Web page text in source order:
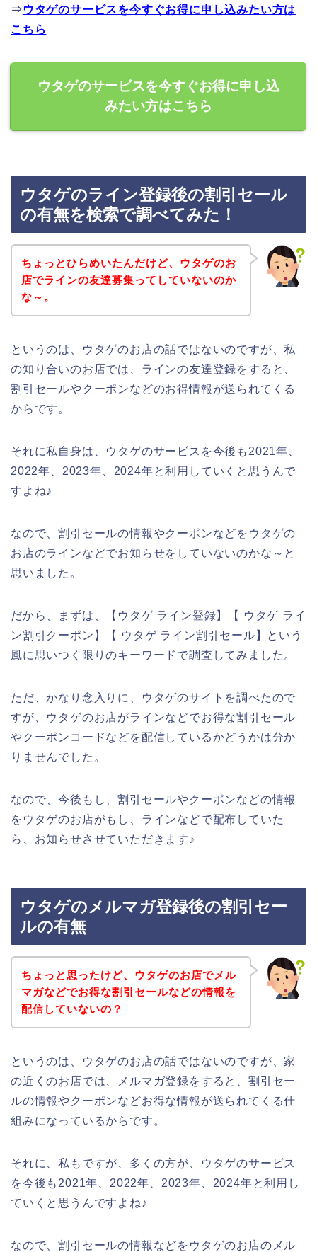
⇒ ウタゲのサービスを今すぐお得に申し込みたい方は
こちら
ウタゲのサービスを今すぐお得に申し込
みたい方はこちら
ウタゲのライン登録後の割引セール
の有無を検索で調べてみた！
ちょっとひらめいたんだけど、ウタゲのお
店でラインの友達募集ってしていないのか
な～。
というのは、ウタゲのお店の話ではないのですが、私
の知り合いのお店では、ラインの友達登録をすると、
割引セールやクーポンなどのお得情報が送られてくる
からです。
それに私自身は、ウタゲのサービスを今後も2021年、
2022年、2023年、2024年と利用していくと思うんで
すよね♪
なので、割引セールの情報やクーポンなどをウタゲの
お店のラインなどでお知らせをしていないのかな～と
思いました。
だから、まずは、【ウタゲ ライン登録】【 ウタゲ ライ
ン割引クーポン】【 ウタゲ ライン割引セール】という
風に思いつく限りのキーワードで調査してみました。
ただ、かなり念入りに、ウタゲのサイトを調べたので
すが、ウタゲのお店がラインなどでお得な割引セール
やクーポンコードなどを配信しているかどうかは分か
りませんでした。
なので、今後もし、割引セールやクーポンなどの情報
をウタゲのお店がもし、ラインなどで配布していた
ら、お知らせさせていただきます♪
ウタゲのメルマガ登録後の割引セー
ルの有無
ちょっと思ったけど、ウタゲのお店でメル
マガなどでお得な割引セールなどの情報を
配信していないの？
というのは、ウタゲのお店の話ではないのですが、家
の近くのお店では、メルマガ登録をすると、割引セー
ルの情報やクーポンなどお得な情報が送られてくる仕
組みになっているからです。
それに、私もですが、多くの方が、ウタゲのサービス
を今後も2021年、2022年、2023年、2024年と利用し
ていくと思うんですよね♪
なので、割引セールの情報などをウタゲのお店のメル